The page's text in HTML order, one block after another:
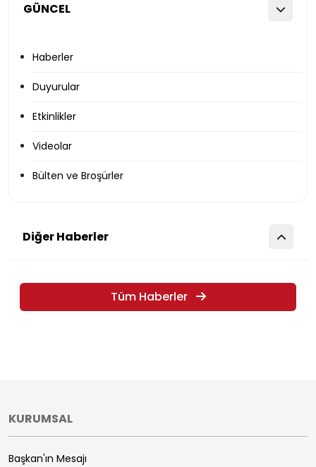
GÜNCEL
Haberler
Duyurular
Etkinlikler
Videolar
Bülten ve Broşürler
Diğer Haberler
Tüm Haberler
KURUMSAL
Başkan'ın Mesajı